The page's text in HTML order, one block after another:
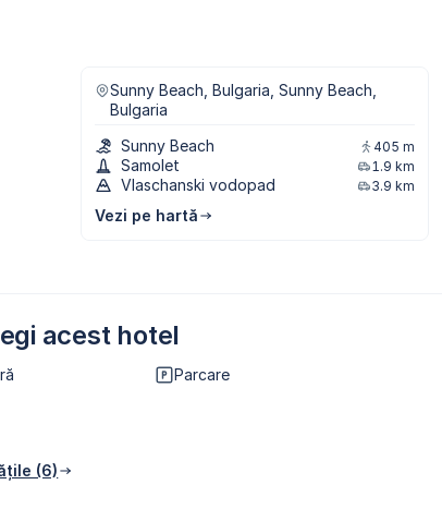
Sunny Beach, Bulgaria, Sunny Beach,
Bulgaria
Sunny Beach
405 m
Samolet 1.9 km
Vlaschanski vodopad 3.9 km
Vezi pe hartă
acest hotel
Parcare
(6)